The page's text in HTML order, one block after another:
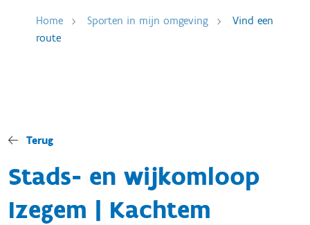
Home Sporten in mijn omgeving
Vind een
route
Terug
Stads- en wijkomloop
Izegem | Kachtem